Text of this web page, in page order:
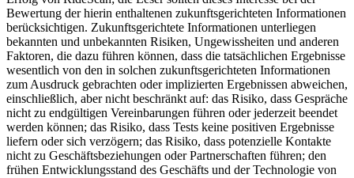
Bewertung der hierin enthaltenen zukunftsgerichteten Informationen
berücksichtigen. Zukunftsgerichtete Informationen unterliegen
bekannten und unbekannten Risiken, Ungewissheiten und anderen
Faktoren, die dazu führen können, dass die tatsächlichen Ergebnisse
wesentlich von den in solchen zukunftsgerichteten Informationen
zum Ausdruck gebrachten oder implizierten Ergebnissen abweichen,
einschließlich, aber nicht beschränkt auf: das Risiko, dass Gespräche
nicht zu endgültigen Vereinbarungen führen oder jederzeit beendet
werden können; das Risiko, dass Tests keine positiven Ergebnisse
liefern oder sich verzögern; das Risiko, dass potenzielle Kontakte
nicht zu Geschäftsbeziehungen oder Partnerschaften führen; den
frühen Entwicklungsstand des Geschäfts und der Technologie von